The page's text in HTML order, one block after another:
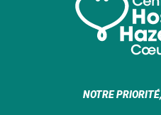
NOTRE